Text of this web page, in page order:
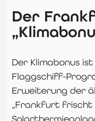
Der
Der Klimabonus
Flaggschiff-
Erweiterung der
„Frankfurt frischt